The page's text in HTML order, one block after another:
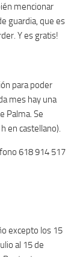
mencionar
guardia, que es
Y es gratis!
para poder
mes hay una
Palma. Se
en castellano).
618 914 517
excepto los 15
al 15 de